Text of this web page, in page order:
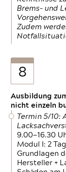
Brems- und
Zudem
8
Ausbildung
nicht einzeln
Termin 5/10:
9.00—16.30
Modul I: 2
Grundlagen
Hersteller +